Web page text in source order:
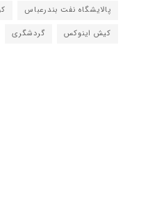
پالایشگاه نفت بندرعباس
کیش اینوکس
گردشگری